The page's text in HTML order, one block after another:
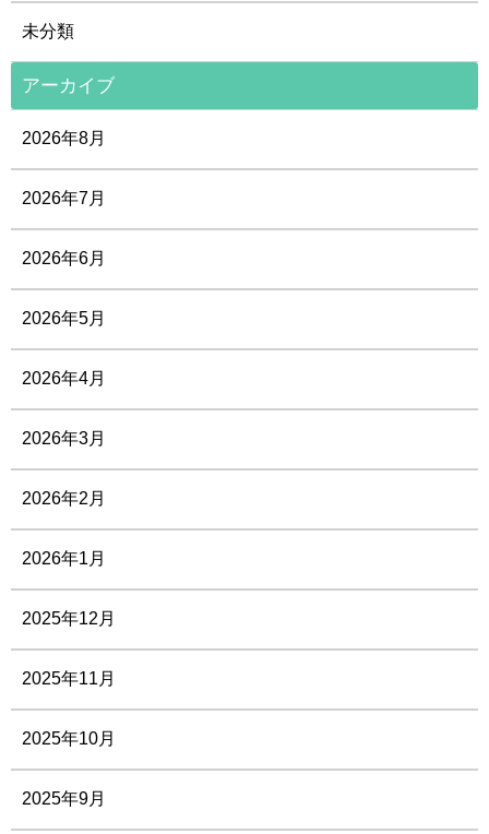
未分類
アーカイブ
2026年8月
2026年7月
2026年6月
2026年5月
2026年4月
2026年3月
2026年2月
2026年1月
2025年12月
2025年11月
2025年10月
2025年9月